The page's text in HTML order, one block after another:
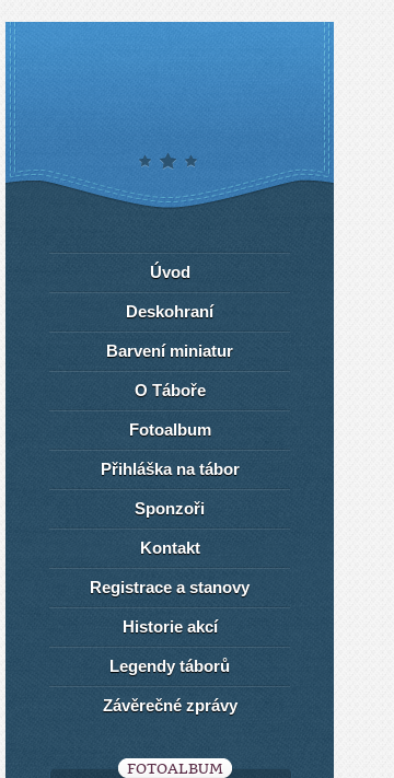
Úvod
Deskohraní
Barvení miniatur
O Táboře
Fotoalbum
Přihláška na tábor
Sponzoři
Kontakt
Registrace a stanovy
Historie akcí
Legendy táborů
Závěrečné zprávy
FOTOALBUM